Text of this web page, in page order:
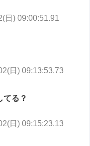
日) 09:00:51.91
日) 09:13:53.73
てる？
日) 09:15:23.13